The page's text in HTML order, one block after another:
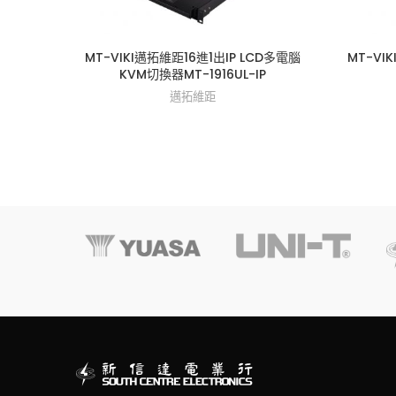
MT-VIKI邁拓維距16進1出IP LCD多電腦
KVM切換器MT-1916UL-IP
邁拓維距
MT-